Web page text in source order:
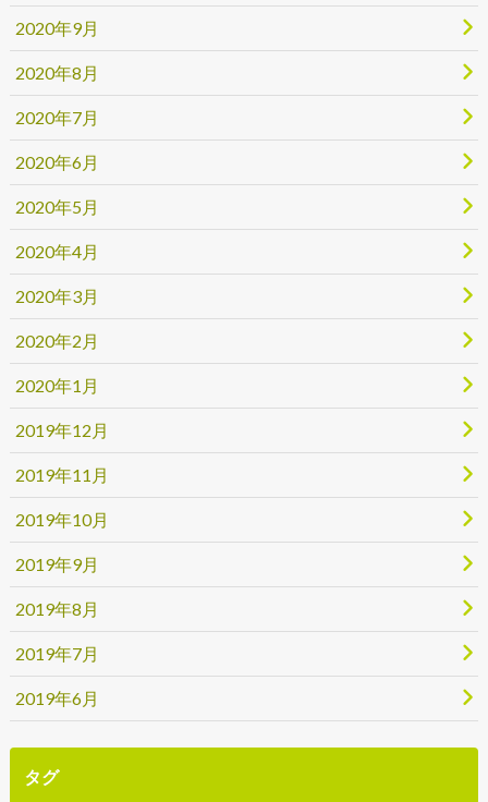
2020年9月
2020年8月
2020年7月
2020年6月
2020年5月
2020年4月
2020年3月
2020年2月
2020年1月
2019年12月
2019年11月
2019年10月
2019年9月
2019年8月
2019年7月
2019年6月
タグ